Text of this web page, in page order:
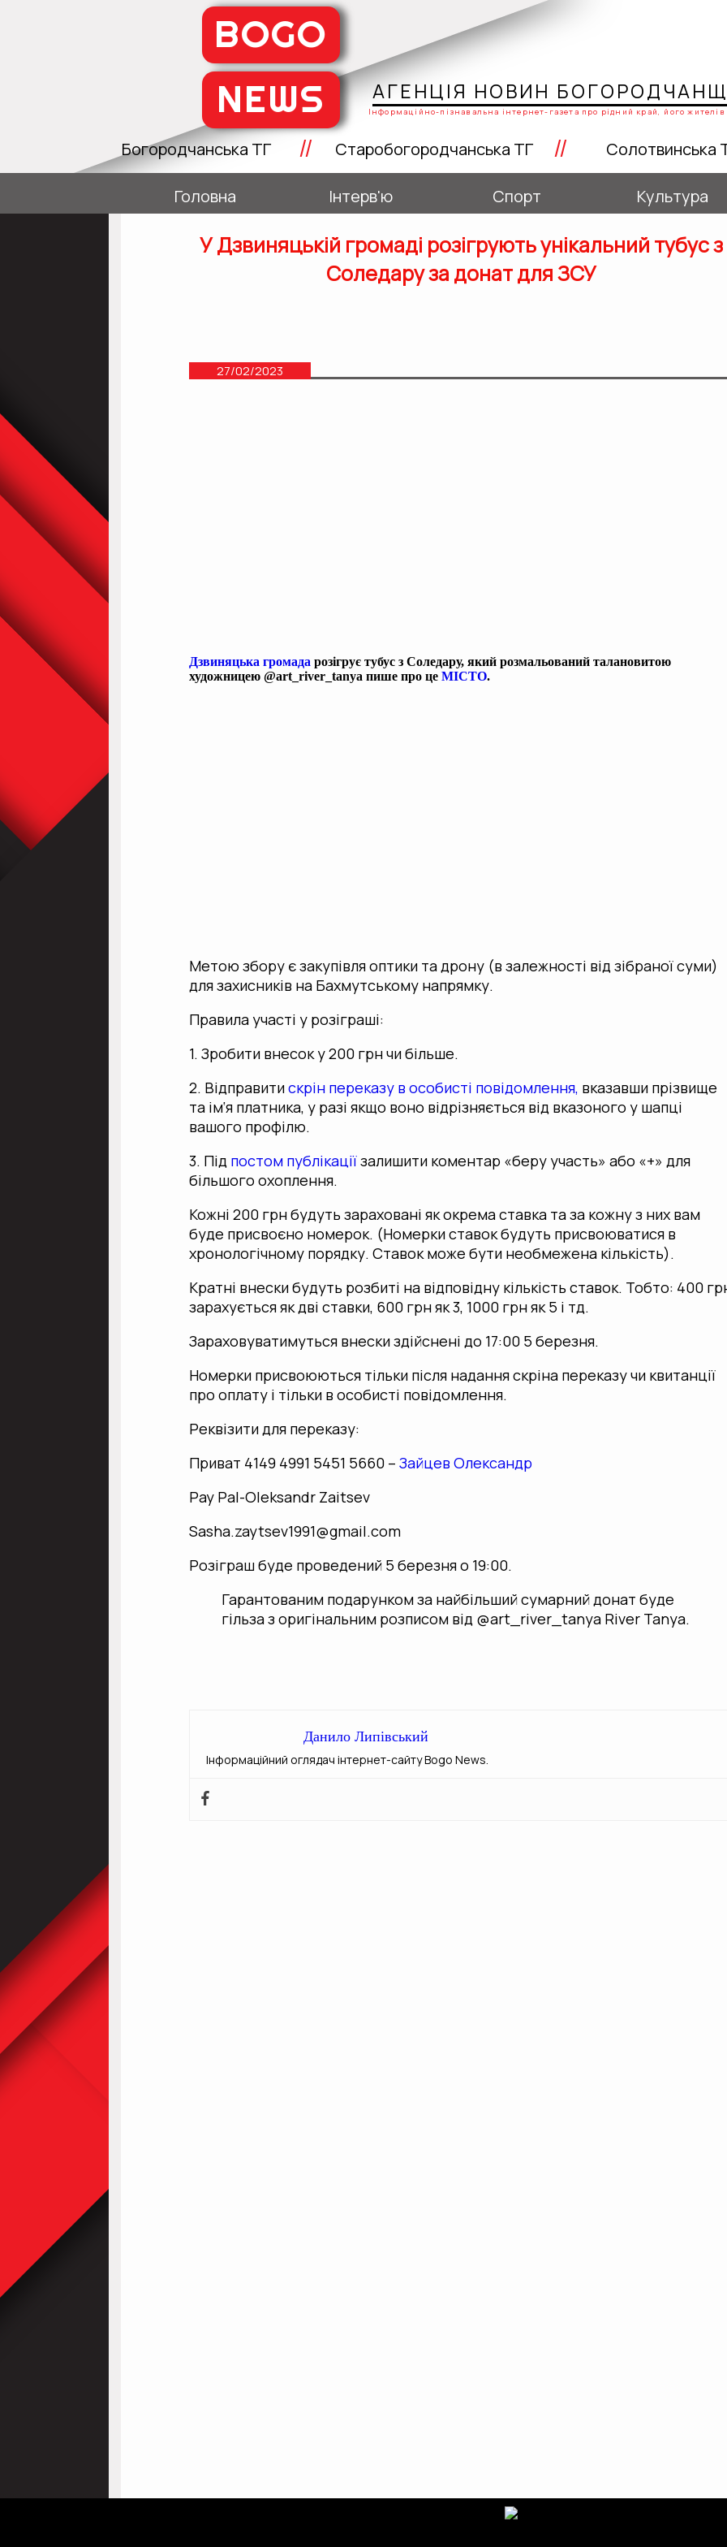
АГЕНЦІЯ НОВИН
Інформаційно-пізнавальна інтернет-газета про рідний край, його жителів
BOGO
NEWS
Богородчанська ТГ // Старобогородчанська ТГ // Солотвинська
Головна Інтерв'ю Спорт Культура
У Дзвиняцькій громаді розігрують унікальний тубус з
Соледару за донат для ЗСУ
27/02/2023
Дзвиняцька громада розігрує тубус з Соледару, який розмальований талановитою
художницею @art_river_tanya пише про цеМІСТО.
Метою збору є закупівля оптики та дрону (в залежності від зібраної суми)
для захисників на Бахмутському напрямку.
Правила участі у розіграші:
1. Зробити внесок у 200 грн чи більше.
2. Відправитискрін переказу в особисті повідомлення, вказавши прізвище
та ім‘я платника, у разі якщо воно відрізняється від вказоного у шапці
вашого профілю.
3. Під постом публікаціїзалишити коментар «беру участь» або «+» для
більшого охоплення.
Кожні 200 грн будуть зараховані як окрема ставка та за кожну з них вам
буде присвоєно номерок. (Номерки ставок будуть присвоюватися в
хронологічному порядку. Ставок може бути необмежена кількість).
Кратні внески будуть розбиті на відповідну кількість ставок. Тобто: 400
зарахується як дві ставки, 600 грн як 3, 1000 грн як 5 і тд.
Зараховуватимуться внески здійснені до 17:00 5 березня.
Номерки присвоюються тільки після надання скріна переказу чи квитанції
про оплату і тільки в особисті повідомлення.
Реквізити для переказу:
Приват 4149 4991 5451 5660 –Зайцев Олександр
Pay Pal-Oleksandr Zaitsev
Sasha.zaytsev1991@gmail.com
Розіграш буде проведений 5 березня о 19:00.
Гарантованим подарунком за найбільший сумарний донат буде
гільза з оригінальним розписом від @art_river_tanya River Tanya.
Данило Липівський
Інформаційний оглядач інтернет-сайту Bogo News.